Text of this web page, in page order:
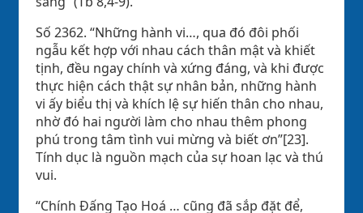
Số 2362. “Những hành vi…, qua đó đôi phối
ngẫu kết hợp với nhau cách thân mật và khiết
tịnh, đều ngay chính và xứng đáng, và khi được
thực hiện cách thật sự nhân bản, những hành
vi ấy biểu thị và khích lệ sự hiến thân cho nhau,
nhờ đó hai người làm cho nhau thêm phong
phú trong tâm tình vui mừng và biết ơn”[23].
Tính dục là nguồn mạch của sự hoan lạc và thú
vui.
“Chính Đấng Tạo Hoá … cũng đã sắp đặt để,